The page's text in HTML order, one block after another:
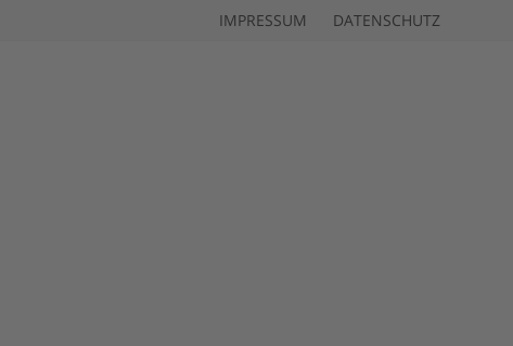
IMPRESSUM DATENSCHUTZ